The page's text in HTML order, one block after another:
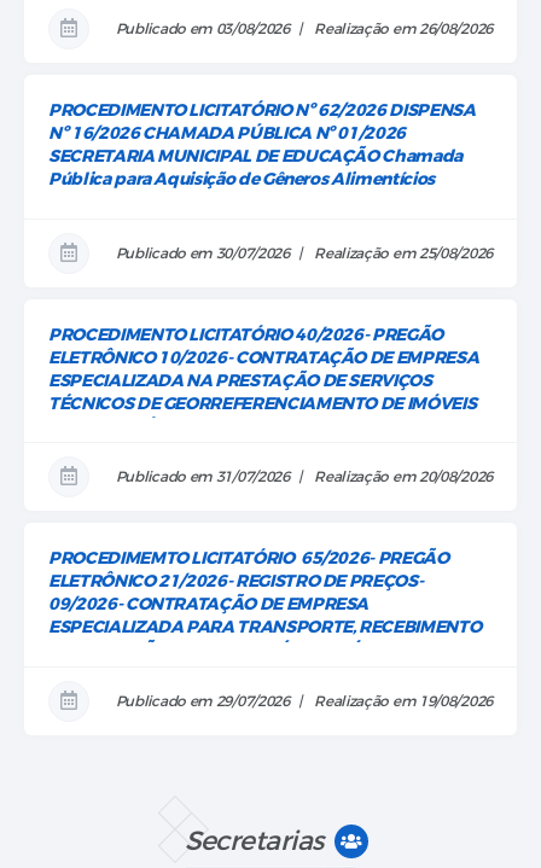
Publicado em 03/08/2026 Realização em 26/08/2026
PROCEDIMENTO LICITATÓRIO Nº 62/2026 DISPENSA
Nº 16/2026 CHAMADA PÚBLICA Nº 01/2026
SECRETARIA MUNICIPAL DE EDUCAÇÃO Chamada
Pública para Aquisição de Gêneros Alimentícios
municipais de Capitólio/MG, em conformidade com as
Publicado em 30/07/2026 Realização em 25/08/2026
PROCEDIMENTO LICITATÓRIO 40/2026- PREGÃO
ELETRÔNICO 10/2026- CONTRATAÇÃO DE EMPRESA
ESPECIALIZADA NA PRESTAÇÃO DE SERVIÇOS
TÉCNICOS DE GEORREFERENCIAMENTO DE IMÓVEIS
BASE CARTOGRÁFICA GEORREFERENCIADA DO
Publicado em 31/07/2026 Realização em 20/08/2026
PROCEDIMEMTO LICITATÓRIO 65/2026- PREGÃO
ELETRÔNICO 21/2026- REGISTRO DE PREÇOS-
09/2026- CONTRATAÇÃO DE EMPRESA
ESPECIALIZADA PARA TRANSPORTE, RECEBIMENTO
E DISPOSIÇÃO FINAL DE RESÍDUOS SÓLIDOS
CLASSE II-A E BPublicado em 29/07/2026 Realização em 19/08/2026
Secretarias